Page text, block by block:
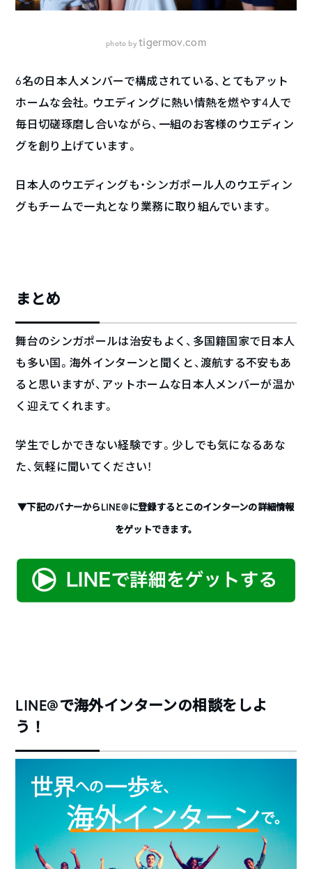
photo bytigermov.com
6名の日本人メンバーで構成されている、とてもアット
ホームな会社。ウエディングに熱い情熱を燃やす4人で
毎日切磋琢磨し合いながら、一組のお客様のウエディン
グを創り上げています。
日本人のウエディングも・シンガポール人のウエディン
グもチームで一丸となり業務に取り組んでいます。
まとめ
舞台のシンガポールは治安もよく、多国籍国家で日本人
も多い国。海外インターンと聞くと、渡航する不安もあ
ると思いますが、アットホームな日本人メンバーが温か
く迎えてくれます。
学生でしかできない経験です。少しでも気になるあな
た、気軽に聞いてください！
▼下記のバナーからLINE@に登録するとこのインターンの詳細情報
をゲットできます。
LINE@で海外インターンの相談をしよ
う！